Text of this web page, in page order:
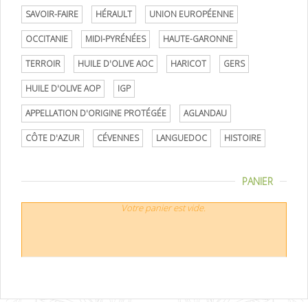
SAVOIR-FAIRE HÉRAULT UNION EUROPÉENNE
OCCITANIE MIDI-PYRÉNÉES HAUTE-GARONNE
TERROIR HUILE D'OLIVE AOC HARICOT GERS
HUILE D'OLIVE AOP IGP
APPELLATION D'ORIGINE PROTÉGÉE AGLANDAU
CÔTE D'AZUR CÉVENNES LANGUEDOC HISTOIRE
PANIER
Votre panier est vide.